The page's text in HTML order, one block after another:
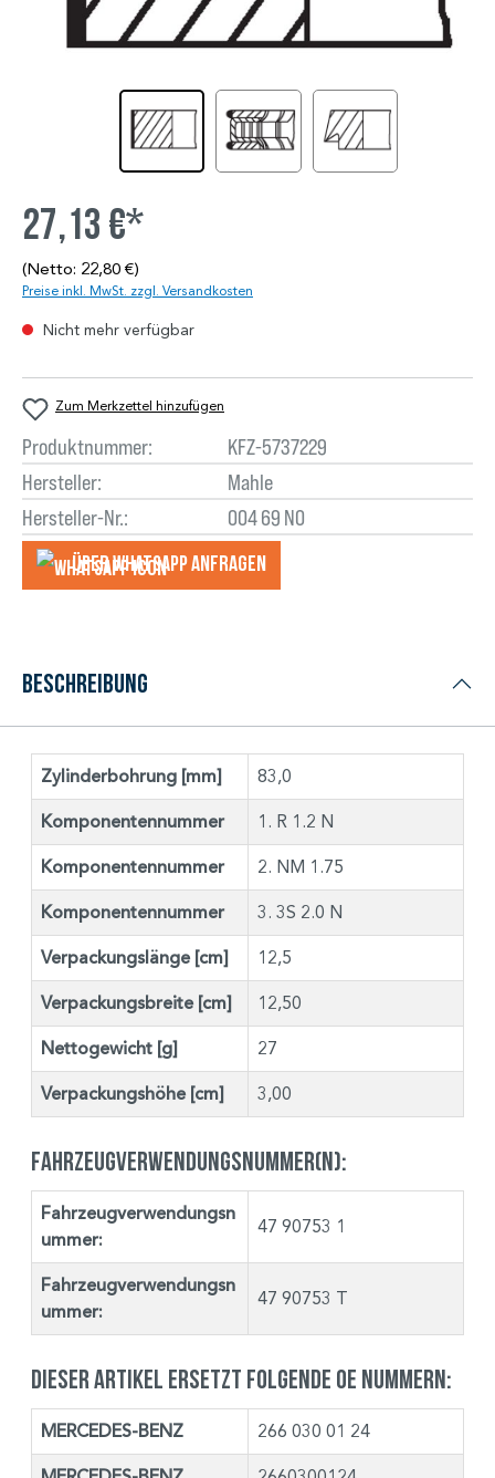
27,13 €*
(Netto: 22,80 €)
Preise inkl. MwSt. zzgl. Versandkosten
Nicht mehr verfügbar
Zum Merkzettel hinzufügen
Produktnummer:
KFZ-5737229
Hersteller:
Mahle
Hersteller-Nr.:
004 69 N0
Über WhatsApp anfragеn
Beschreibung
Zylinderbohrung [mm] 83,0
Komponentennummer 1. R 1.2 N
Komponentennummer 2. NM 1.75
Komponentennummer 3. 3S 2.0 N
Verpackungslänge [cm] 12,5
Verpackungsbreite [cm] 12,50
Nettogewicht [g] 27
Verpackungshöhe [cm] 3,00
Fahrzeugverwendungsnummer(n):
Fahrzeugverwendungsn
ummer:
47 90753 1
Fahrzeugverwendungsn
ummer:
47 90753 T
Dieser Artikel ersetzt folgende OE Nummern:
MERCEDES-BENZ 266 030 01 24